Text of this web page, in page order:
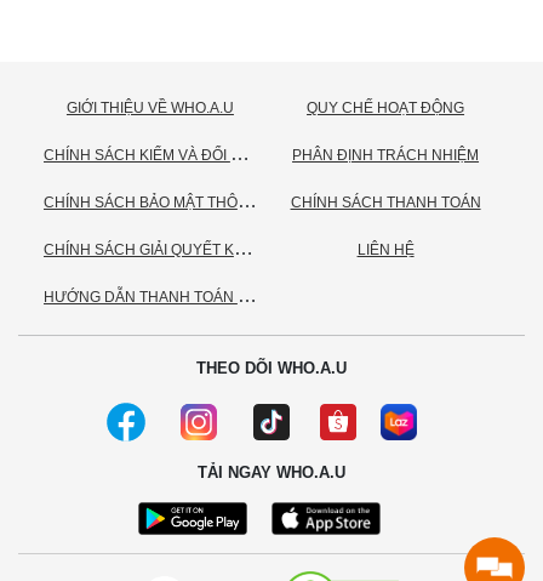
GIỚI THIỆU VỀ WHO.A.U
C
HÍNH SÁCH KIỂM VÀ ĐỔI TRẢ HÀNG
C
HÍNH SÁCH BẢO MẬT THÔNG TIN CÁ NHÂN
C
HÍNH SÁCH GIẢI QUYẾT KHIẾU NẠI
H
ƯỚNG DẪN THANH TOÁN VNPAY
QUY CHẾ HOẠT ĐỘNG
PHÂN ĐỊNH TRÁCH NHIỆM
CHÍNH SÁCH THANH TOÁN
LIÊN HỆ
THEO DÕI WHO.A.U
TẢI NGAY WHO.A.U